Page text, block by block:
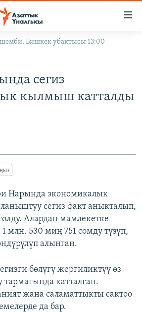
сайттары
Бишкек убактысы 13:00
сегиз
кылмыш катталды
Нарында экономикалык
сегиз факт аныкталып,
Алардан мамлекетке
млн. 530 миң 751 сомду түзүп,
алынган.
бөлүгү жергиликтүү өз
катталган.
жана саламаттыкты сактоо
да бар.